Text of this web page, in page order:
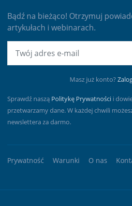
Bądź na bieżąco! Otrzymuj
artykułach i webinarach.
Masz już konto?
Sprawdź naszą Politykę Prywatności i
przetwarzamy dane. W każdej chwili
newslettera za darmo.
Prywatność Warunki O nas